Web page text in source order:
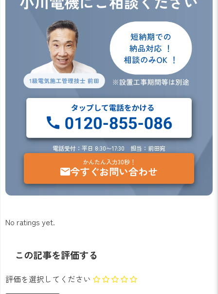
電話受付：平日 8:30〜17:30 担当：前田宛
かんたん入力30秒！
今すぐお問い合わせ
No ratings yet.
この記事を評価する
評価を選択してください